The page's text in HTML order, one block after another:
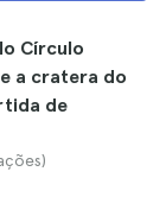
Círculo
a cratera do
de